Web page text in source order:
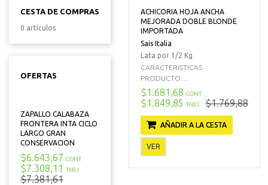
CESTA DE COMPRAS
0 artículos
OFERTAS
ZAPALLO CALABAZA
FRONTERA INTA CICLO
LARGO GRAN
CONSERVACION
$6.643,67 CONT
$7.308,11 TARJ
$7.381,61
ACHICORIA HOJA ANCHA
MEJORADA DOBLE BLONDE
IMPORTADA
Sais Italia
Lata por 1/2 Kg
CARACTERISTICAS
PRODUCTO:...
$1.681,68 CONT
$1.849,85 TARJ $1.769,88
AÑADIR A LA CESTA
VER